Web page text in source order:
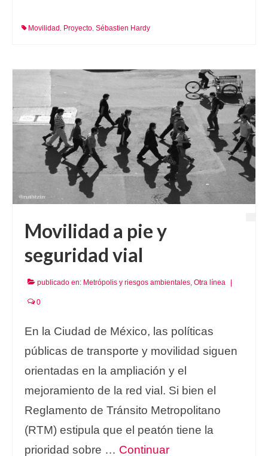
Movilidad , Proyecto, Sébastien Hardy
Movilidad a pie y
seguridad vial
publicado en: Metrópolis y riesgos ambientales, Otra línea |
0
En la Ciudad de México, las políticas
públicas de transporte y movilidad siguen
orientadas en la ampliación y el
mejoramiento de la red vial. Si bien el
Reglamento de Tránsito Metropolitano
(RTM) estipula que el peatón tiene la
prioridad sobre … Continuar